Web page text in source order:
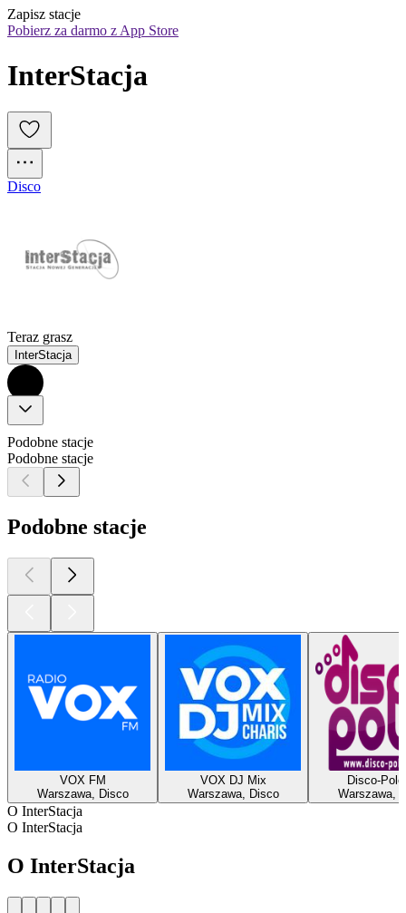
Zapisz stacje
Pobierz za darmo z App Store
InterStacja
Disco
Teraz grasz
InterStacja
Podobne stacje
Podobne stacje
Podobne stacje
VOX FM
Warszawa, Disco
VOX DJ Mix
Warszawa, Disco
Disco-
Warszawa,
O InterStacja
O InterStacja
O InterStacja